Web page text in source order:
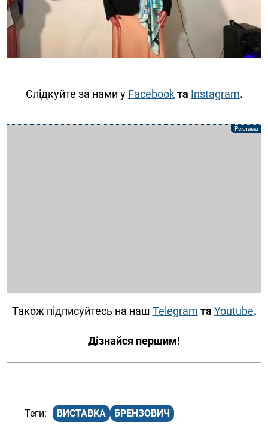
Слідкуйте за нами у Facebookта Instagram.
Також підписуйтесь на наш Telegram та Youtube.
Дізнайся першим!
ВИСТАВКА БРЕНЗОВИЧ